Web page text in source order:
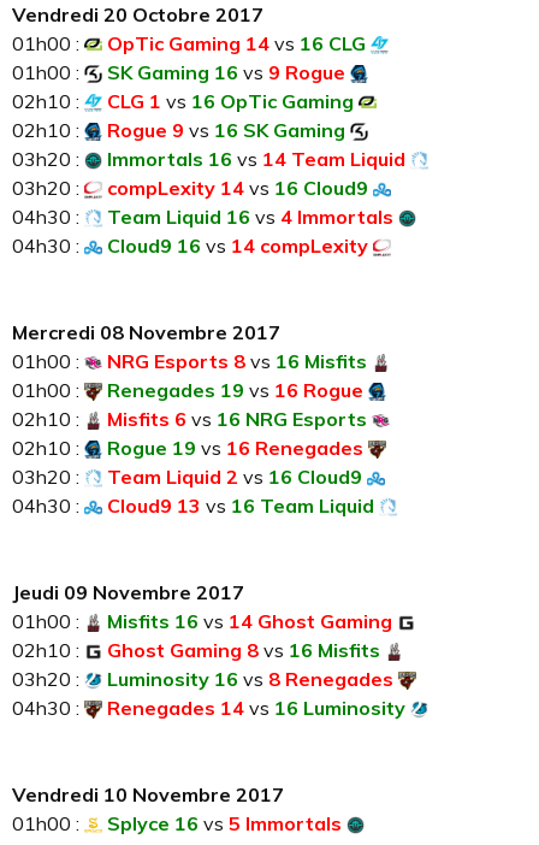
Vendredi 20 Octobre 2017
01h00 :
OpTic Gaming 14 vs 16 CLG
01h00 :
SK Gaming 16 vs 9 Rogue
02h10 :
CLG 1 vs 16 OpTic Gaming
02h10 :
Rogue 9 vs 16 SK Gaming
03h20 :
Immortals 16 vs 14 Team Liquid
03h20 :
compLexity 14 vs 16 Cloud9
04h30 :
Team Liquid 16 vs 4 Immortals
04h30 :
Cloud9 16 vs 14 compLexity
Mercredi 08 Novembre 2017
01h00 :
NRG Esports 8 vs 16 Misfits
01h00 :
Renegades 19 vs 16 Rogue
02h10 :
Misfits 6 vs 16 NRG Esports
02h10 :
Rogue 19 vs 16 Renegades
03h20 :
Team Liquid 2 vs 16 Cloud9
04h30 :
Cloud9 13 vs 16 Team Liquid
Jeudi 09 Novembre 2017
01h00 :
Misfits 16 vs 14 Ghost Gaming
02h10 :
Ghost Gaming 8 vs 16 Misfits
03h20 :
Luminosity 16 vs 8 Renegades
04h30 :
Renegades 14 vs 16 Luminosity
Vendredi 10 Novembre 2017
01h00 :
Splyce 16 vs 5 Immortals